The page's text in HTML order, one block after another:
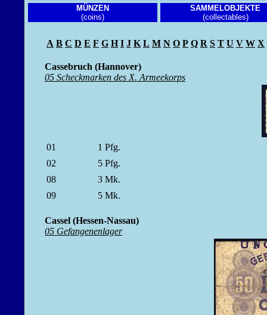
MÜNZEN
(coins)
SAMMELOBJEKTE
(collectables)
A B C D E F G H I J K L M N O P Q R S T U V W X
Cassebruch (Hannover)
05 Scheckmarken des X. Armeekorps
01 1 Pfg.
02
5 Pfg.
08
3 Mk.
09
5 Mk.
Cassel (Hessen-Nassau)
05 Gefangenenlager